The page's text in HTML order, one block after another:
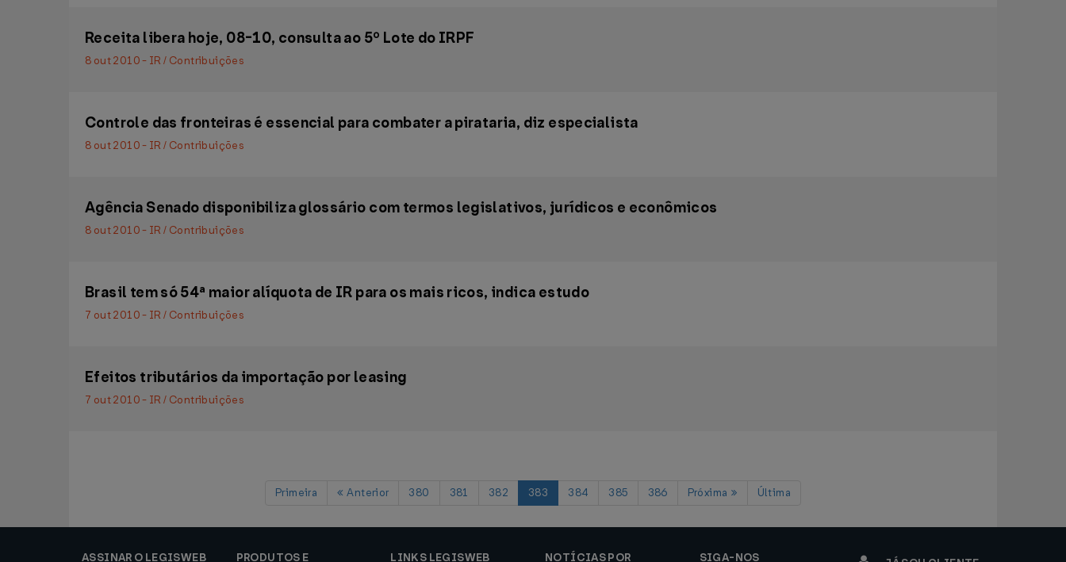
Receita libera hoje, 08-10, consulta ao 5º Lote do IRPF
8 out 2010 - IR / Contribuições
Controle das fronteiras é essencial para combater a pirataria, diz especialista
8 out 2010 - IR / Contribuições
Agência Senado disponibiliza glossário com termos legislativos, jurídicos e econômicos
8 out 2010 - IR / Contribuições
Brasil tem só 54ª maior alíquota de IR para os mais ricos, indica estudo
7 out 2010 - IR / Contribuições
Efeitos tributários da importação por leasing
7 out 2010 - IR / Contribuições
Primeira Anterior 380 381 382 383 384 385 386 Próxima Última
ASSINAR O LEGISWEB PRODUTOS E LINKS LEGISWEB NOTÍCIAS POR SIGA-NOS